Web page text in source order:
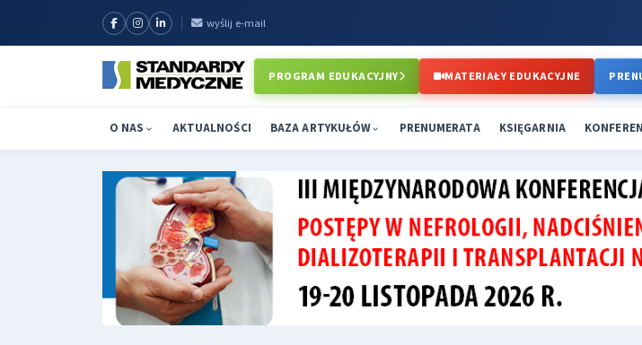
wyślij e-mail
PROGRAM EDUKACYJNY MATERIAŁY EDUKACYJNE
O NAS AKTUALNOŚCI BAZA ARTYKUŁÓW PRENUMERATA KSIĘGARNIA